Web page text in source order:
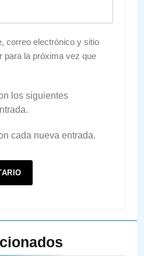
correo electrónico y sitio
para la próxima vez que
los siguientes
cada nueva entrada.